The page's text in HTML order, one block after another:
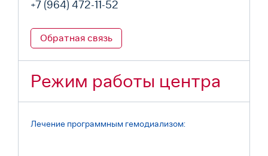
+7 (964) 472-11-52
Обратная связь
Режим работы центра
Лечение программным гемодиализом: